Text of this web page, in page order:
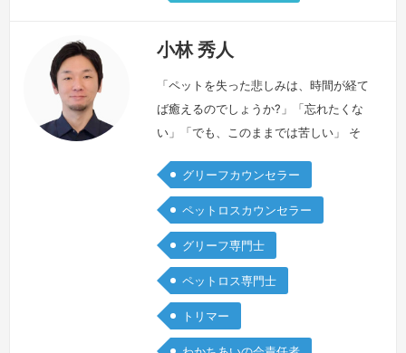
小林 秀人
「ペットを失った悲しみは、時間が経て
ば癒えるのでしょうか?」「忘れたくな
い」「でも、このままでは苦しい」 そ
ありません。私は、無理に前を向かせる
のではなく、大切な思い出を胸に飼い主
さんが自分らしく歩んでいけるように寄
り添うことを大切にしています。約20
年間トリマーとしてペットたちと向き合
ってきたからこそ、飼い主さんとペット
の深い絆を知っています。その絆は、た
とえ…
続きを見る »
グリーフカウンセラー
ペットロスカウンセラー
グリーフ専門士
ペットロス専門士
トリマー